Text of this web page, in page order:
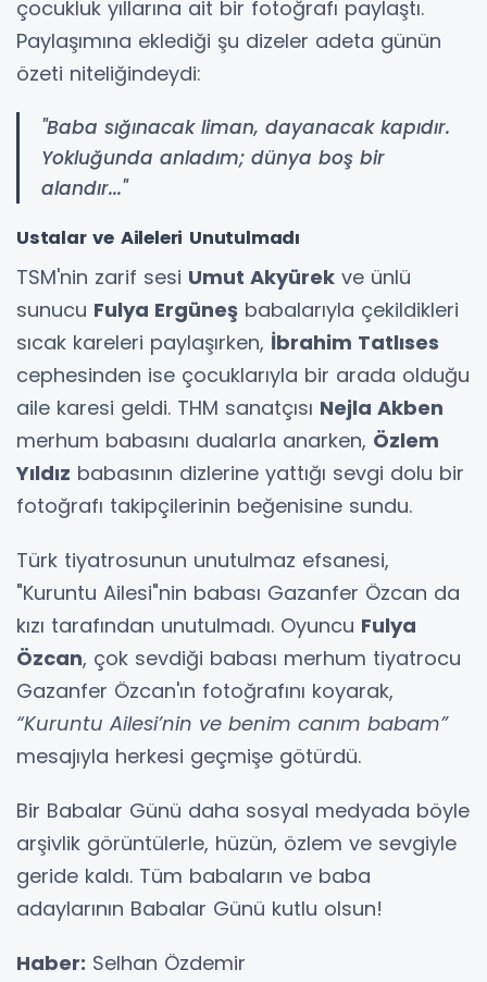
çocukluk yıllarına ait bir fotoğrafı paylaştı.
Paylaşımına eklediği şu dizeler adeta günün
özeti niteliğindeydi:
"Baba sığınacak liman, dayanacak kapıdır.
Yokluğunda anladım; dünya boş bir
alandır..."
Ustalar ve Aileleri Unutulmadı
TSM'nin zarif sesi Umut Akyürek ve ünlü
sunucu Fulya Ergüneş babalarıyla çekildikleri
sıcak kareleri paylaşırken, İbrahim Tatlıses
cephesinden ise çocuklarıyla bir arada olduğu
aile karesi geldi. THM sanatçısı Nejla Akben
merhum babasını dualarla anarken, Özlem
Yıldız babasının dizlerine yattığı sevgi dolu bir
fotoğrafı takipçilerinin beğenisine sundu.
Türk tiyatrosunun unutulmaz efsanesi,
"Kuruntu Ailesi"nin babası Gazanfer Özcan da
kızı tarafından unutulmadı. Oyuncu Fulya
Özcan, çok sevdiği babası merhum tiyatrocu
Gazanfer Özcan'ın fotoğrafını koyarak,
“Kuruntu Ailesi’nin ve benim canım babam”
mesajıyla herkesi geçmişe götürdü.
Bir Babalar Günü daha sosyal medyada böyle
arşivlik görüntülerle, hüzün, özlem ve sevgiyle
geride kaldı. Tüm babaların ve baba
adaylarının Babalar Günü kutlu olsun!
Haber: Selhan Özdemir